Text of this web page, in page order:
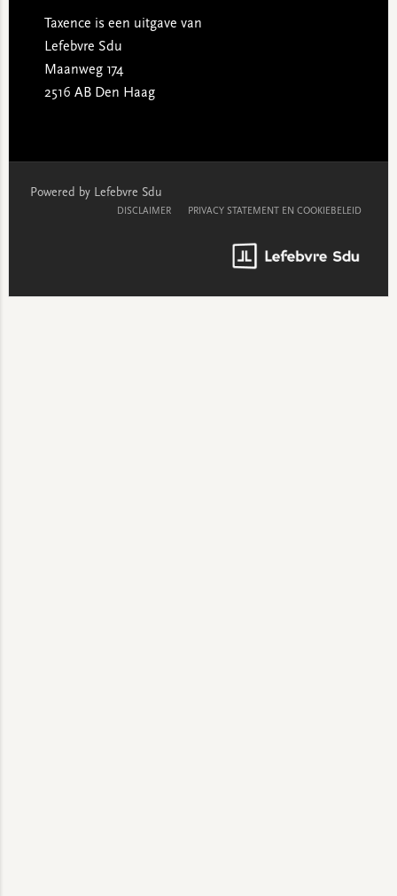
Taxence is een uitgave van
Lefebvre Sdu
Maanweg 174
2516 AB Den Haag
Powered by Lefebvre Sdu
DISCLAIMER PRIVACY STATEMENT EN COOKIEBELEID